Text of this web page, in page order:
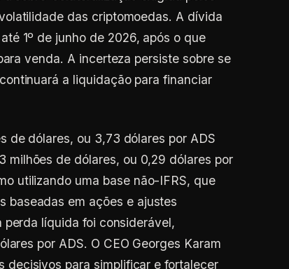
das criptomoedas. A dívida
1º de junho de 2026, após o que
venda. A incerteza persiste sobre se
a liquidação para financiar
de dólares, ou 3,73 dólares por ADS
milhões de dólares, ou 0,29 dólares por
utilizando uma base não-IFRS, que
baseadas em ações e ajustes
líquida foi considerável,
por ADS. O CEO Georges Karam
decisivos para simplificar e fortalecer